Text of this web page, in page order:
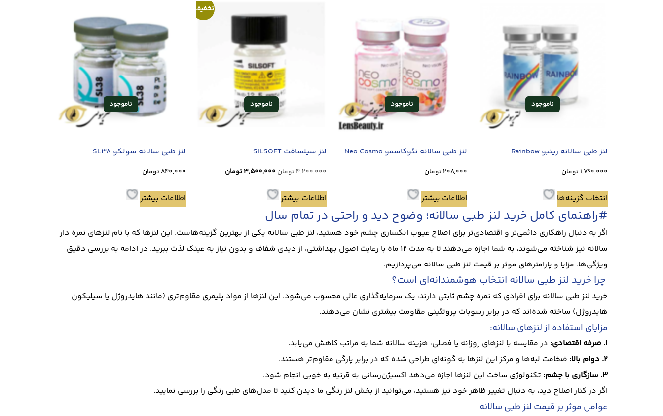
لنز طبی سالانه رینبو Rainbow
1,760,000تومان
انتخاب گزینه‌ها
لنز طبی سالانه نئوکاسمو Neo Cosmo
208,000تومان
اطلاعات بیشتر
تخفیف!
لنز سیلسافت SILSOFT
4,200,000تومان3,500,000تومان
اطلاعات بیشتر
لنز طبی سالانه سولکو SL38
840,000تومان
اطلاعات بیشتر
#راهنمای کامل خرید لنز طبی سالانه؛ وضوح دید و راحتی در تمام سال
اگر به دنبال راهکاری دائمی‌تر و اقتصادی‌تر برای اصلاح عیوب انکساری چشم خود هستید، لنز طبی سالانه یکی از بهترین گزینه‌هاست. این لنزها که با نام لنزهای نمره دار
سالانه نیز شناخته می‌شوند، به شما اجازه می‌دهند تا به مدت ۱۲ ماه با رعایت اصول بهداشتی، از دیدی شفاف و بدون نیاز به عینک لذت ببرید. در ادامه به بررسی دقیق
ویژگی‌ها، مزایا و پارامترهای موثر بر قیمت لنز طبی سالانه می‌پردازیم.
چرا خرید لنز طبی سالانه انتخاب هوشمندانه‌ای است؟
خرید لنز طبی سالانه برای افرادی که نمره چشم ثابتی دارند، یک سرمایه‌گذاری عالی محسوب می‌شود. این لنزها از مواد پلیمری مقاوم‌تری (مانند هایدروژل یا سیلیکون
هایدروژل) ساخته شده‌اند که در برابر رسوبات پروتئینی مقاومت بیشتری نشان می‌دهند.
مزایای استفاده از لنزهای سالانه:
1. صرفه اقتصادی:
در مقایسه با لنزهای روزانه یا فصلی، هزینه سالانه شما به مراتب کاهش می‌یابد.
2. دوام بالا:
ضخامت لبه‌ها و مرکز این لنزها به گونه‌ای طراحی شده که در برابر پارگی مقاوم‌تر هستند.
3. سازگاری با چشم:
تکنولوژی ساخت این لنزها اجازه می‌دهد اکسیژن‌رسانی به قرنیه به خوبی انجام شود.
اگر در کنار اصلاح دید، به دنبال تغییر ظاهر خود نیز هستید، می‌توانید از بخش لنز رنگی ما دیدن کنید تا مدل‌های طبی رنگی را بررسی نمایید.
عوامل موثر بر قیمت لنز طبی سالانه